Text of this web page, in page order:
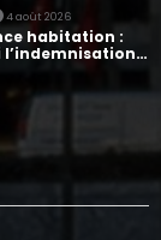
4 août 2026
habitation :
7 mois